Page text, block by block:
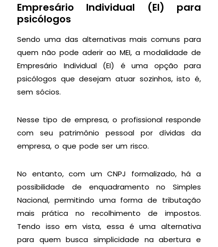
Empresário Individual (EI) para
psicólogos
Sendo uma das alternativas mais comuns para
quem não pode aderir ao MEI, a modalidade de
Empresário Individual (EI) é uma opção para
psicólogos que desejam atuar sozinhos, isto é,
sem sócios.
Nesse tipo de empresa, o profissional responde
com seu patrimônio pessoal por dívidas da
empresa, o que pode ser um risco.
No entanto, com um CNPJ formalizado, há a
possibilidade de enquadramento no Simples
Nacional, permitindo uma forma de tributação
mais prática no recolhimento de impostos.
Tendo isso em vista, essa é uma alternativa
para quem busca simplicidade na abertura e